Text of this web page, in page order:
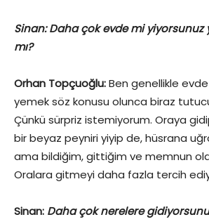
Sinan: Daha çok evde mi yiyorsunuz
mı?
Orhan Topçuoğlu:Ben genellikle evde
yemek söz konusu olunca biraz
Çünkü sürpriz istemiyorum. Oraya
bir beyaz peyniri yiyip de, hüsrana
ama bildiğim, gittiğim ve memnun
Oralara gitmeyi daha fazla tercih
Sinan: Daha çok nerelere